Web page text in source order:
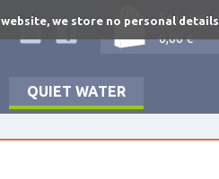
we store no personal details.
QUIET WATER
Empty
0,00 €